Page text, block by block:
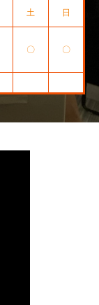
土 日
〇 〇